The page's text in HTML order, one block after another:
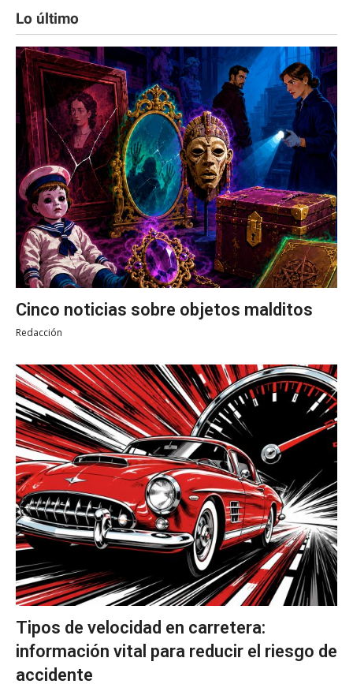
Lo último
Cinco noticias sobre objetos malditos
Redacción
Tipos de velocidad en carretera:
información vital para reducir el riesgo de
accidente